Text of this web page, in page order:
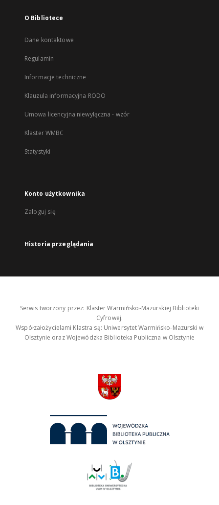
O Bibliotece
Dane kontaktowe
Regulamin
Informacje techniczne
Klauzula informacyjna RODO
Umowa licencyjna niewyłączna - wzór
Klaster WMBC
Statystyki
Konto użytkownika
Zaloguj się
Historia przeglądania
Serwis tworzony przez: Klaster Warmińsko-Mazurskiej Biblioteki
Cyfrowej.
Współzałożycielami Klastra są: Uniwersytet Warmińsko-Mazurski w
Olsztynie oraz Wojewódzka Biblioteka Publiczna w Olsztynie